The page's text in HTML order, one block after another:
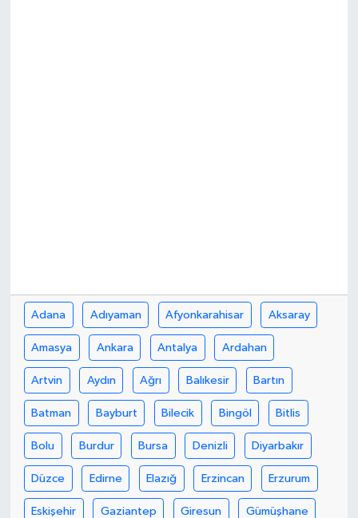
Adana Adıyaman Afyonkarahisar Aksaray
Amasya Ankara Antalya Ardahan
Artvin Aydın Ağrı Balıkesir Bartın
Batman Bayburt Bilecik Bingöl Bitlis
Bolu Burdur Bursa Denizli Diyarbakır
Düzce Edirne Elazığ Erzincan Erzurum
Eskişehir Gaziantep Giresun Gümüşhane